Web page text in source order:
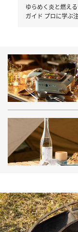
ゆらめく炎と燃え
ガイド プロに学ぶ